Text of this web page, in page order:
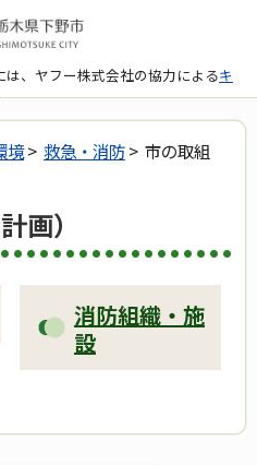
、ヤフー株式会社の協力によるキ
境> 救急・消防> 市の取組
画）
消防組織・施
設